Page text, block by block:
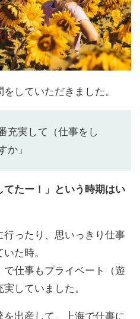
していただきました。
充実して（仕事をし
か」
てたー！」という時期はい
行ったり、思いっきり仕事
た時。
で仕事もプライベート（遊
していました。
出産して、上海で仕事に